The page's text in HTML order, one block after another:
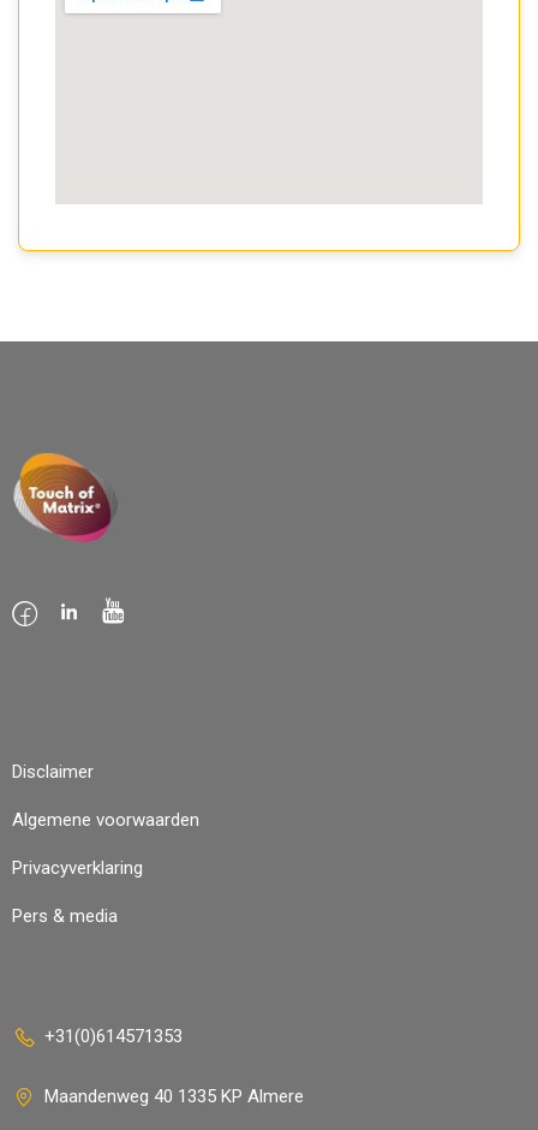
Disclaimer
Algemene voorwaarden
Privacyverklaring
Pers & media
+31(0)614571353
Maandenweg 40 1335 KP Almere